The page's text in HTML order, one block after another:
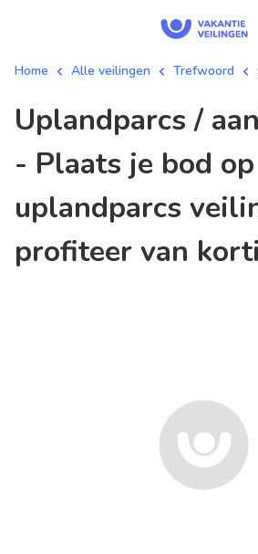
Home Alle veilingen Trefwoord
uplandparcs / aanbiedingen
- Plaats je bod op
uplandparcs
profiteer van